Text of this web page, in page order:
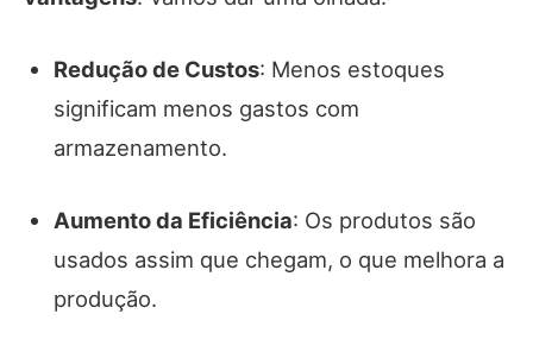
Redução de Custos: Menos estoques
significam menos gastos com
armazenamento.
Aumento da Eficiência: Os produtos são
usados assim que chegam, o que melhora a
produção.